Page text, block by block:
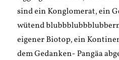
sind ein Konglomerat, ein
wütend
eigener Biotop, ein
dem Gedanken- Pangäa